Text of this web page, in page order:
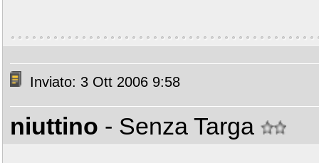
Inviato: 3 Ott 2006 9:58
niuttino - Senza Targa